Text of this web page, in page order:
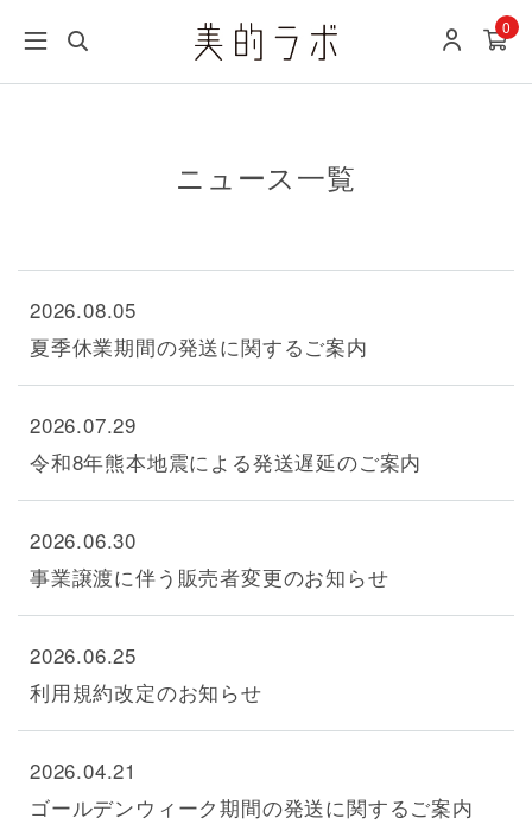
0
ニュース一覧
2026.08.05
夏季休業期間の発送に関するご案内
2026.07.29
令和8年熊本地震による発送遅延のご案内
2026.06.30
事業譲渡に伴う販売者変更のお知らせ
2026.06.25
利用規約改定のお知らせ
2026.04.21
ゴールデンウィーク期間の発送に関するご案内